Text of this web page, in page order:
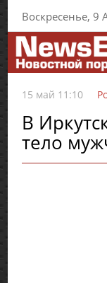
Воскресенье, 9
15 май 11:10
В
тело